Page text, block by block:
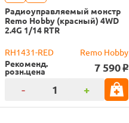
Радиоуправляемый монстр
Remo Hobby (красный) 4WD
2.4G 1/14 RTR
RH1431-RED
Remo Hobby
Рекоменд.
розн.цена 7 590 o
- +